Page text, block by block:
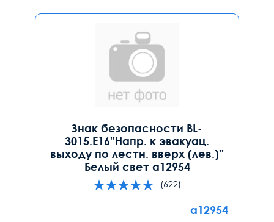
Знак безопасности BL-
3015.E16''Напр. к эвакуац.
выходу по лестн. вверх (лев.)''
Белый свет a12954
(622)
a12954